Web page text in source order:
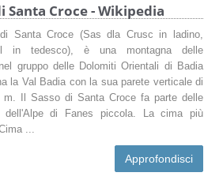
Santa Croce - Wikipedia
Santa Croce (Sas dla Crusc in ladino,
in tedesco), è una montagna delle
gruppo delle Dolomiti Orientali di Badia
la Val Badia con la sua parete verticale di
m. Il Sasso di Santa Croce fa parte delle
dell'Alpe di Fanes piccola. La cima più
...
Approfondisci